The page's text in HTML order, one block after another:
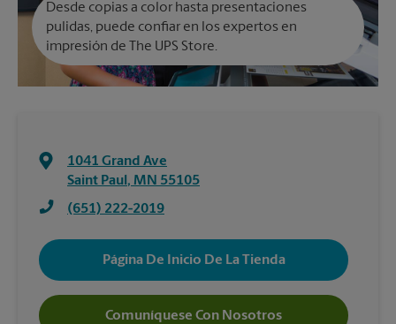
Desde copias a color hasta presentaciones
pulidas, puede confiar en los expertos en
impresión de The UPS Store.
1041 Grand Ave
Saint Paul , MN 55105
(651) 222-2019
Página De Inicio De La Tienda
Comuníquese Con Nosotros